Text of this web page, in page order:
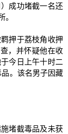
成功堵截一名还
。
押于荔枝角收押
，并怀疑他在收
今日上午十时二
。该名男子因藏
堵截毒品及未获